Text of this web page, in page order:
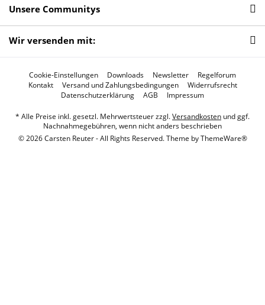
Unsere Communitys
Wir versenden mit:
Cookie-Einstellungen Downloads Newsletter
Regelforum
Kontakt
Versand und Zahlungsbedingungen
Widerrufsrecht
Datenschutzerklärung
AGB Impressum
* Alle Preise inkl. gesetzl. Mehrwertsteuer zzgl.Versandkosten und ggf.
Nachnahmegebühren, wenn nicht anders beschrieben
© 2026 Carsten Reuter - All Rights Reserved. Theme byThemeWare®